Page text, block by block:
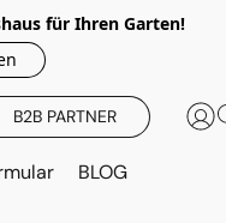
für Ihren Garten!
B2B PARTNER
BLOG